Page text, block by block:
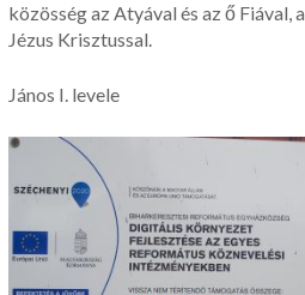
közösség az Atyával és az ő Fiával, a
Jézus Krisztussal.
János I. levele